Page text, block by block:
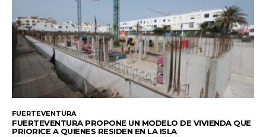
FUERTEVENTURA
FUERTEVENTURA PROPONE UN MODELO DE VIVIENDA QUE
PRIORICE A QUIENES RESIDEN EN LA ISLA